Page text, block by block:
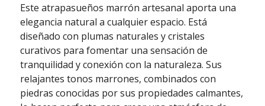
Este atrapasueños marrón artesanal aporta una
elegancia natural a cualquier espacio. Está
diseñado con plumas naturales y cristales
curativos para fomentar una sensación de
tranquilidad y conexión con la naturaleza. Sus
relajantes tonos marrones, combinados con
piedras conocidas por sus propiedades calmantes,